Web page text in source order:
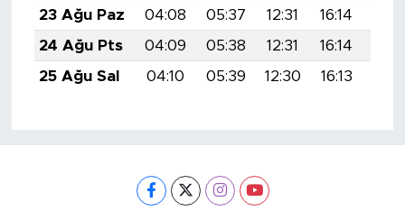
23 Ağu Paz
04:08 05:37 12:31 16:14
24 Ağu Pts
04:09 05:38 12:31 16:14
25 Ağu Sal
04:10 05:39 12:30 16:13